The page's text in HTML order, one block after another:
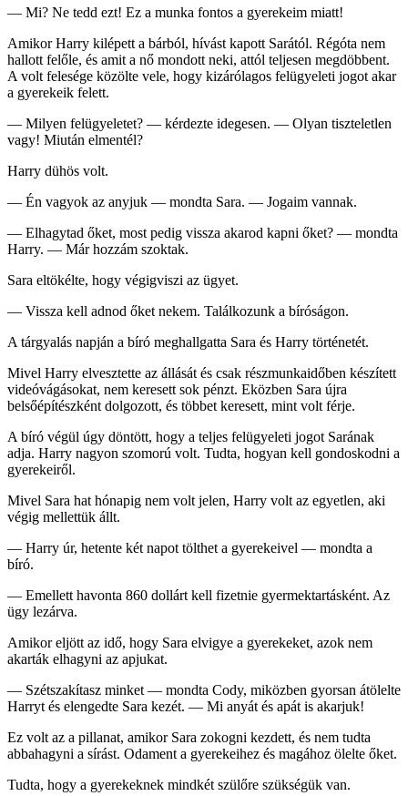
— Mi? Ne tedd ezt! Ez a munka fontos a gyerekeim miatt!
Amikor Harry kilépett a bárból, hívást kapott Sarától. Régóta nem
hallott felőle, és amit a nő mondott neki, attól teljesen megdöbbent.
A volt felesége közölte vele, hogy kizárólagos felügyeleti jogot akar
a gyerekeik felett.
— Milyen felügyeletet? — kérdezte idegesen. — Olyan tiszteletlen
vagy! Miután elmentél?
Harry dühös volt.
— Én vagyok az anyjuk — mondta Sara. — Jogaim vannak.
— Elhagytad őket, most pedig vissza akarod kapni őket? — mondta
Harry. — Már hozzám szoktak.
Sara eltökélte, hogy végigviszi az ügyet.
— Vissza kell adnod őket nekem. Találkozunk a bíróságon.
A tárgyalás napján a bíró meghallgatta Sara és Harry történetét.
Mivel Harry elvesztette az állását és csak részmunkaidőben készített
videóvágásokat, nem keresett sok pénzt. Eközben Sara újra
belsőépítészként dolgozott, és többet keresett, mint volt férje.
A bíró végül úgy döntött, hogy a teljes felügyeleti jogot Sarának
adja. Harry nagyon szomorú volt. Tudta, hogyan kell gondoskodni a
gyerekeiről.
Mivel Sara hat hónapig nem volt jelen, Harry volt az egyetlen, aki
végig mellettük állt.
— Harry úr, hetente két napot tölthet a gyerekeivel — mondta a
bíró.
— Emellett havonta 860 dollárt kell fizetnie gyermektartásként. Az
ügy lezárva.
Amikor eljött az idő, hogy Sara elvigye a gyerekeket, azok nem
akarták elhagyni az apjukat.
— Szétszakítasz minket — mondta Cody, miközben gyorsan átölelte
Harryt és elengedte Sara kezét. — Mi anyát és apát is akarjuk!
Ez volt az a pillanat, amikor Sara zokogni kezdett, és nem tudta
abbahagyni a sírást. Odament a gyerekeihez és magához ölelte őket.
Tudta, hogy a gyerekeknek mindkét szülőre szükségük van.